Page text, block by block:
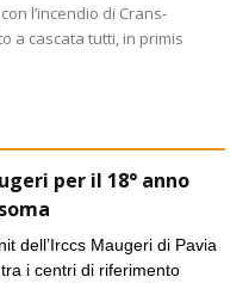
l’incendio di Crans-
a cascata tutti, in primis
per il 18° anno
dell’Irccs Maugeri di Pavia
i centri di riferimento